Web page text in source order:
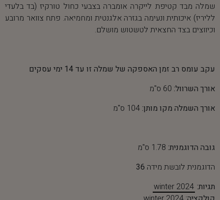
שמלה מבד קטיפת לייקרה אומברה בצבעי כחול טורקיז (בד בלעדי
לליריז) איכותית ונעימה בגזרה אלגנטית ומחמיאה. פתח צוואר מרובע
וכיווצים בצד החצאית לטשטוש מושלם.
עקב עומס רב זמן האספקה של שמלה זו עד 14 ימי עסקים
אורך השרוול: 60 ס"מ
אורך השמלה מקו מותן:
גובה הדוגמנית: 1.78 ס"מ
הדוגמנית לובשת מידה 36
תגיות: winter 2024